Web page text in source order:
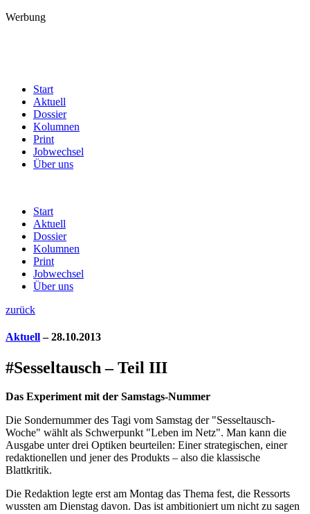
Werbung
Start
Aktuell
Dossier
Kolumnen
Print
Jobwechsel
Über uns
Start
Aktuell
Dossier
Kolumnen
Print
Jobwechsel
Über uns
zurück
Aktuell– 28.10.2013
#Sesseltausch – Teil III
Das Experiment mit der Samstags-Nummer
Die Sondernummer des Tagi vom Samstag der "Sesseltausch-
Woche" wählt als Schwerpunkt "Leben im Netz". Man kann die
Ausgabe unter drei Optiken beurteilen: Einer strategischen, einer
redaktionellen und jener des Produkts – also die klassische
Blattkritik.
Die Redaktion legte erst am Montag das Thema fest, die Ressorts
wussten am Dienstag davon. Das ist ambitioniert um nicht zu sagen